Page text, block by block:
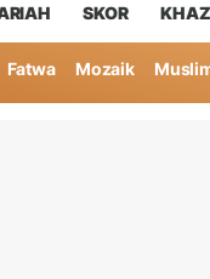
SKOR
Fatwa Mozaik